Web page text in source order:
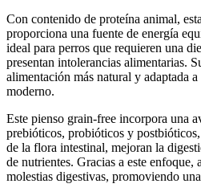
Con contenido de proteína animal,
proporciona una fuente de energía
ideal para perros que requieren una
presentan intolerancias alimentarias.
alimentación más natural y adaptada
moderno.
Este pienso grain-free incorpora una
prebióticos, probióticos y
de la flora intestinal, mejoran la
de nutrientes. Gracias a este enfoque,
molestias digestivas, promoviendo